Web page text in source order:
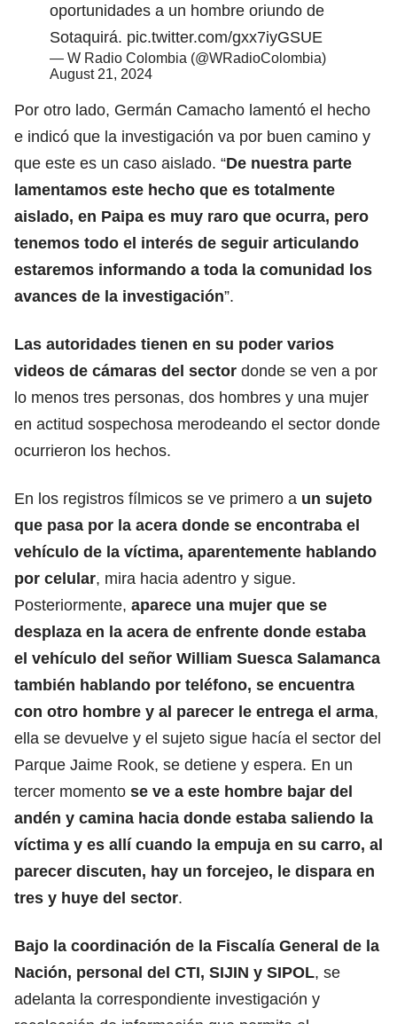
oportunidades a un hombre oriundo de
Sotaquirá. pic.twitter.com/gxx7iyGSUE
— W Radio Colombia (@WRadioColombia)
August 21, 2024
Por otro lado, Germán Camacho lamentó el hecho
e indicó que la investigación va por buen camino y
que este es un caso aislado. “De nuestra parte
lamentamos este hecho que es totalmente
aislado, en Paipa es muy raro que ocurra, pero
tenemos todo el interés de seguir articulando
estaremos informando a toda la comunidad los
avances de la investigación”.
Las autoridades tienen en su poder varios
videos de cámaras del sector donde se ven a por
lo menos tres personas, dos hombres y una mujer
en actitud sospechosa merodeando el sector donde
ocurrieron los hechos.
En los registros fílmicos se ve primero a un sujeto
que pasa por la acera donde se encontraba el
vehículo de la víctima, aparentemente hablando
por celular, mira hacia adentro y sigue.
Posteriormente, aparece una mujer que se
desplaza en la acera de enfrente donde estaba
el vehículo del señor William Suesca Salamanca
también hablando por teléfono, se encuentra
con otro hombre y al parecer le entrega el arma,
ella se devuelve y el sujeto sigue hacía el sector del
Parque Jaime Rook, se detiene y espera. En un
tercer momento se ve a este hombre bajar del
andén y camina hacia donde estaba saliendo la
víctima y es allí cuando la empuja en su carro, al
parecer discuten, hay un forcejeo, le dispara en
tres y huye del sector.
Bajo la coordinación de la Fiscalía General de la
Nación, personal del CTI, SIJIN y SIPOL, se
adelanta la correspondiente investigación y